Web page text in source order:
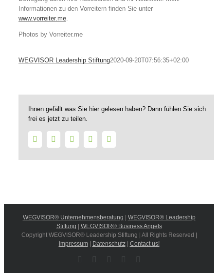
Informationen zu den Vorreitern finden Sie unter
www.vorreiter.me.
Photos by Vorreiter.me
WEGVISOR Leadership Stiftung2020-09-20T07:56:35+02:00
Ihnen gefällt was Sie hier gelesen haben? Dann fühlen Sie sich
frei es jetzt zu teilen.
FacebookTwitter LinkedInWhatsApp
Mail
WEGVISOR® Unternehmensberatung
WEGVISOR® Leadership
Stiftung
WEGVISOR® Business Angels
Copyright WEGVISOR® Leadership Stiftung | All Rights Reserved |
Impressum| Datenschutz| Contact us!
FacebookInstagramYouTube
Xing